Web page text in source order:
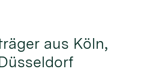
aus Köln,